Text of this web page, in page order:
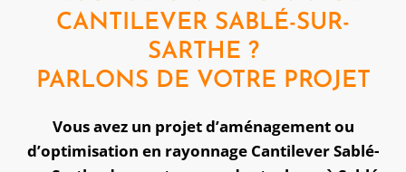
CANTILEVER SABLÉ-SUR-
SARTHE ?
PARLONS DE VOTRE PROJET
Vous avez un projet d’aménagement ou
d’optimisation en rayonnage Cantilever Sablé-